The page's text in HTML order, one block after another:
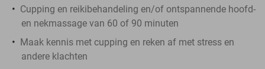
Cupping en reikibehandeling en/of ontspannende hoofd-
en nekmassage van 60 of 90 minuten
Maak kennis met cupping en reken af met stress en
andere klachten